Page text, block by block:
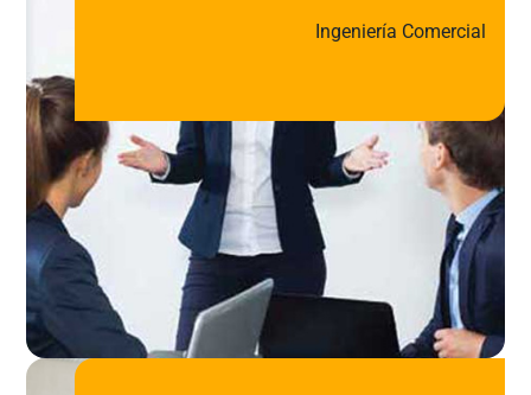
Ingeniería Comercial